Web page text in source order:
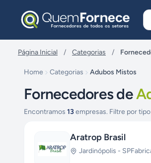
Página Inicial / Categorias /
Home Categorias Adubos Mistos
Fornecedores de
Encontramos 13 empresas. Filtre por
Aratrop Brasil
Jardinópolis - SP